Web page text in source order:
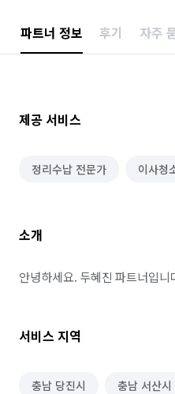
파트너 정보 후기 자주
제공 서비스
정리수납 전문가 이사청
소개
안녕하세요. 두혜진 파트너입니
서비스 지역
충남 당진시 충남 서산시